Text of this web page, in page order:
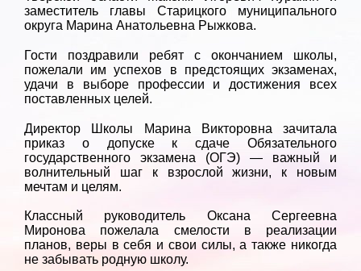
заместитель главы Старицкого муниципального
округа Марина Анатольевна Рыжкова.
Гости поздравили ребят с окончанием школы,
пожелали им успехов в предстоящих экзаменах,
удачи в выборе профессии и достижения всех
поставленных целей.
Директор Школы Марина Викторовна зачитала
приказ о допуске к сдаче Обязательного
государственного экзамена (ОГЭ) — важный и
волнительный шаг к взрослой жизни, к новым
мечтам и целям.
Классный руководитель Оксана Сергеевна
Миронова пожелала смелости в реализации
планов, веры в себя и свои силы, а также никогда
не забывать родную школу.